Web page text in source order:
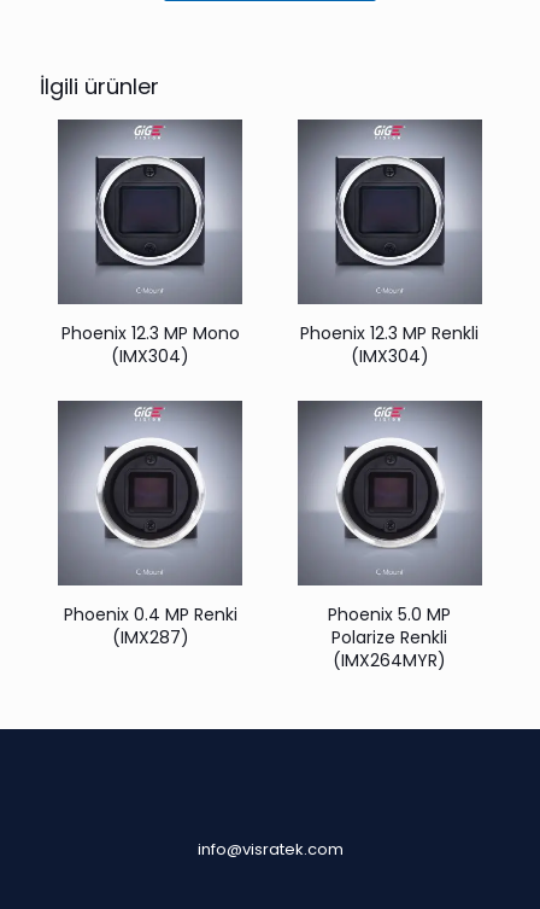
İlgili ürünler
Phoenix 12.3 MP Mono
(IMX304)
Phoenix 12.3 MP Renkli
(IMX304)
Phoenix 0.4 MP Renki
(IMX287)
Phoenix 5.0 MP
Polarize Renkli
(IMX264MYR)
info@visratek.com